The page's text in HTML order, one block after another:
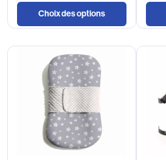
Choix des options